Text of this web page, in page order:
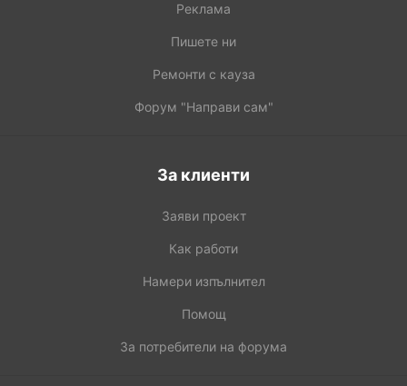
Реклама
Пишете ни
Ремонти с кауза
Форум "Направи сам"
За клиенти
Заяви проект
Как работи
Намери изпълнител
Помощ
За потребители на форума